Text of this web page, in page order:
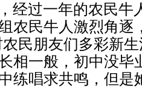
经过一年的农民牛
农民牛人激烈角逐
民朋友们多彩新
相一般，初中没毕
练唱求共鸣，但是